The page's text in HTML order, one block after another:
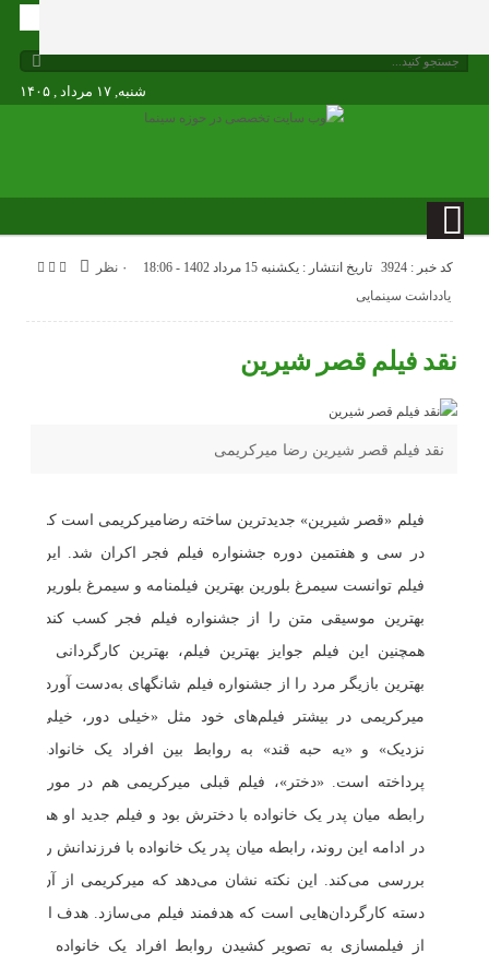
شنبه, ۱۷ مرداد , ۱۴۰۵
کد خبر : 3924 تاریخ انتشار : یکشنبه 15 مرداد 1402 - 18:06
۰ نظر
یادداشت سینمایی
نقد فیلم قصر شیرین
نقد فیلم قصر شیرین رضا میرکریمی
فیلم «قصر شیرین» جدیدترین ساخته رضامیرکریمی است که
در سی و هفتمین دوره جشنواره فیلم فجر اکران شد. این
فیلم توانست سیمرغ بلورین بهترین فیلمنامه و سیمرغ بلورین
بهترین موسیقی متن را از جشنواره فیلم فجر کسب کند.
همچنین این فیلم جوایز بهترین فیلم، بهترین کارگردانی و
بهترین بازیگر مرد را از جشنواره فیلم شانگهای به‌دست آورد.
میرکریمی در بیشتر فیلم‌های خود مثل «خیلی دور، خیلی
نزدیک» و «یه حبه قند» به روابط بین افراد یک خانواده
پرداخته است. «دختر»، فیلم قبلی میرکریمی هم در مورد
رابطه میان پدر یک خانواده با دخترش بود و فیلم جدید او هم
در ادامه این روند، رابطه میان پدر یک خانواده با فرزندانش را
بررسی می‌کند. این نکته نشان می‌دهد که میرکریمی از آن
دسته کارگردان‌هایی است که هدفمند فیلم می‌سازد. هدف او
از فیلمسازی به تصویر کشیدن روابط افراد یک خانواده و